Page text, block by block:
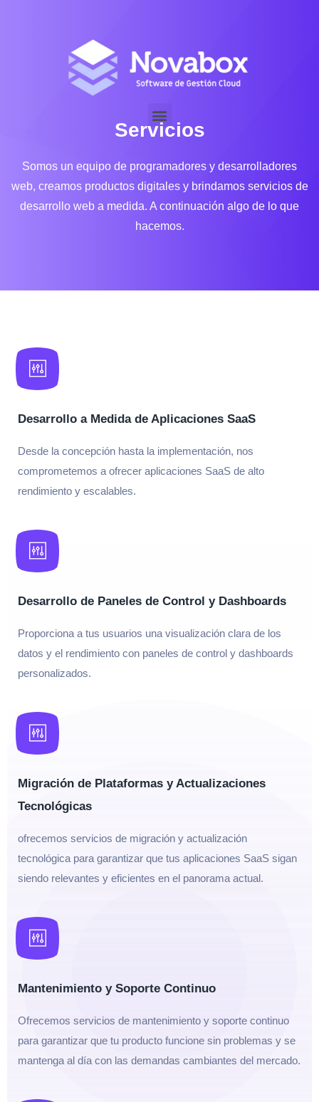
Servicios
Somos un equipo de programadores y desarrolladores
web, creamos productos digitales y brindamos servicios de
desarrollo web a medida. A continuación algo de lo que
hacemos.
Desarrollo a Medida de Aplicaciones SaaS
Desde la concepción hasta la implementación, nos
comprometemos a ofrecer aplicaciones SaaS de alto
rendimiento y escalables.
Desarrollo de Paneles de Control y Dashboards
Proporciona a tus usuarios una visualización clara de los
datos y el rendimiento con paneles de control y dashboards
personalizados.
Migración de Plataformas y Actualizaciones
Tecnológicas
ofrecemos servicios de migración y actualización
tecnológica para garantizar que tus aplicaciones SaaS sigan
siendo relevantes y eficientes en el panorama actual.
Mantenimiento y Soporte Continuo
Ofrecemos servicios de mantenimiento y soporte continuo
para garantizar que tu producto funcione sin problemas y se
mantenga al día con las demandas cambiantes del mercado.